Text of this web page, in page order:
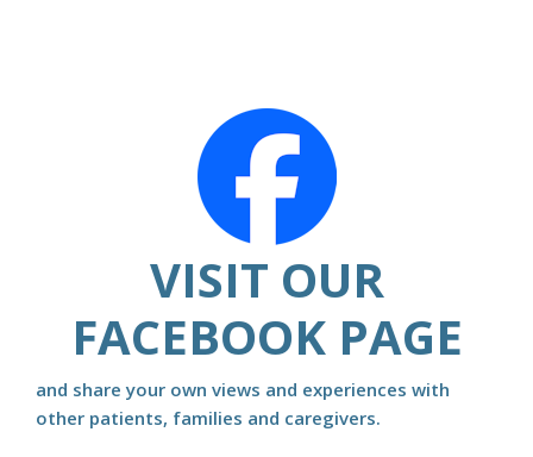
VISIT OUR
FACEBOOK PAGE
and share your own views and experiences with
other patients, families and caregivers.